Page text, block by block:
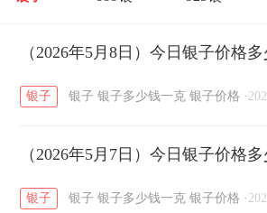
开国纪念币 大清银币 /
菜百 周生生 周大生
六福 / 金至尊 / 潮宏基 /
（2026年5月8日）今日银子价格
银子 银子 银子多少钱一克 银子价格 ·
（2026年5月7日）今日银子价格
银子 银子 银子多少钱一克 银子价格 ·